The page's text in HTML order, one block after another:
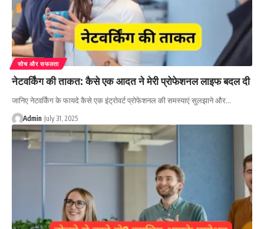
सोच और सफलता
नेटवर्किंग की ताकत: कैसे एक आदत ने मेरी प्रोफेशनल लाइफ बदल दी
जानिए नेटवर्किंग के फायदे कैसे एक इंट्रोवर्ट प्रोफेशनल की समस्याएं सुलझाने और…
Admin July 31, 2025